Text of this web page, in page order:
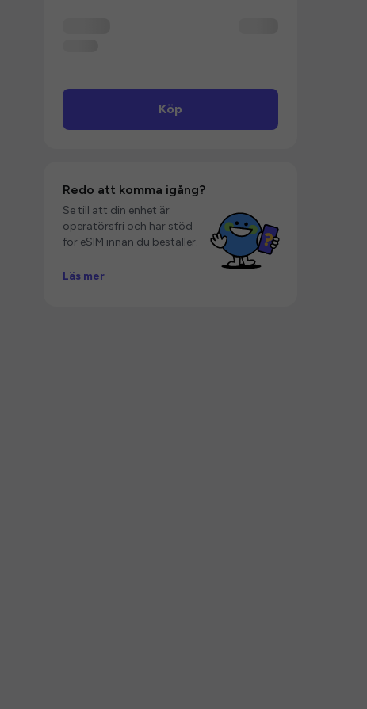
Köp
Redo att komma igång?
Se till att din enhet är
operatörsfri och har stöd
för eSIM innan du beställer.
Läs mer